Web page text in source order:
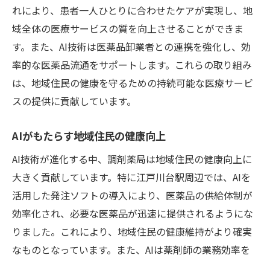
れにより、患者一人ひとりに合わせたケアが実現し、地
域全体の医療サービスの質を向上させることができま
す。また、AI技術は医薬品卸業者との連携を強化し、効
率的な医薬品流通をサポートします。これらの取り組み
は、地域住民の健康を守るための持続可能な医療サービ
スの提供に貢献しています。
AIがもたらす地域住民の健康向上
AI技術が進化する中、調剤薬局は地域住民の健康向上に
大きく貢献しています。特に江戸川台駅周辺では、AIを
活用した発注ソフトの導入により、医薬品の供給体制が
効率化され、必要な医薬品が迅速に提供されるようにな
りました。これにより、地域住民の健康維持がより確実
なものとなっています。また、AIは薬剤師の業務効率を